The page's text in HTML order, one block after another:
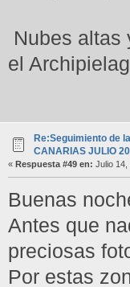
Nubes altas
el
Re:Seguimiento de
CANARIAS JULIO
« Respuesta #49 en: Julio 14,
Buenas
Antes que
preciosas
Por estas